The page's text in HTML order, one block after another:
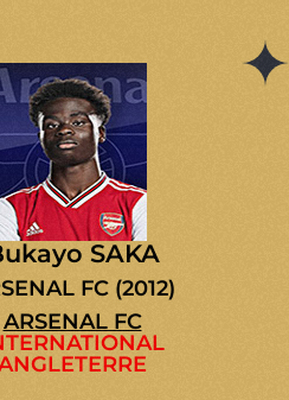
SAKA
FC (2012)
ARSENAL FC